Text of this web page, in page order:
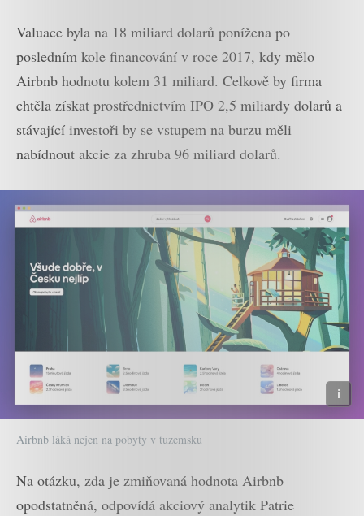
Valuace byla na 18 miliard dolarů ponížena po
posledním kole financování v roce 2017, kdy mělo
Airbnb hodnotu kolem 31 miliard. Celkově by firma
chtěla získat prostřednictvím IPO 2,5 miliardy dolarů a
stávající investoři by se vstupem na burzu měli
nabídnout akcie za zhruba 96 miliard dolarů.
Airbnb láká nejen na pobyty v tuzemsku
Na otázku, zda je zmiňovaná hodnota Airbnb
opodstatněná, odpovídá akciový analytik Patrie